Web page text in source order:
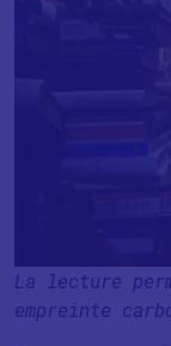
La lecture
empreinte